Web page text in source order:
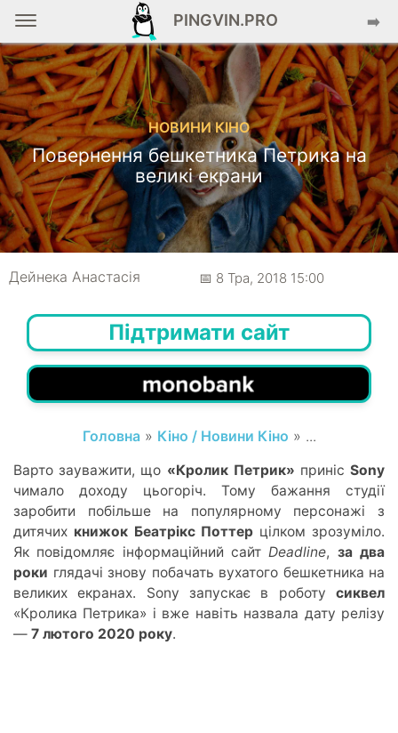
PINGVIN.PRO ➡️
НОВИНИ КІНО
Повернення бешкетника Петрика на
великі екрани
Дейнека Анастасiя 📅 8 Тра, 2018 15:00
Підтримати сайт
Головна» Кіно / Новини Кіно » ...
Варто зауважити, що «Кролик Петрик» приніс Sony
чимало доходу цьогоріч. Тому бажання студії
заробити побільше на популярному персонажі з
дитячих книжок Беатрікс Поттер цілком зрозуміло.
Як повідомляє інформаційний сайт Deadline, задва
роки глядачі знову побачать вухатого бешкетника на
великих екранах. Sony запускає в роботу сиквел
«Кролика Петрика» і вже навіть назвала дату релізу
— 7 лютого 2020 року.